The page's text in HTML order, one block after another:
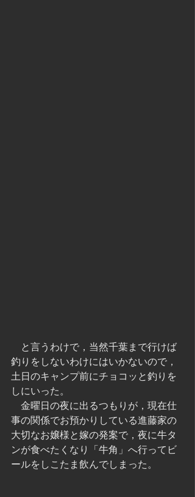
と言うわけで，当然千葉まで行けば
釣りをしないわけにはいかないので，
土日のキャンプ前にチョコッと釣りを
しにいった。
金曜日の夜に出るつもりが，現在仕
事の関係でお預かりしている進藤家の
大切なお嬢様と嫁の発案で，夜に牛タ
ンが食べたくなり「牛角」へ行ってビ
ールをしこたま飲んでしまった。